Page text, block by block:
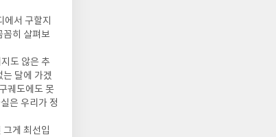
서 구할지
히 살펴보
도 않은 추
달에 가겠
궤도에도 못
은 우리가 정
게 최선입